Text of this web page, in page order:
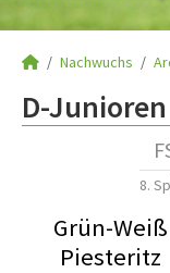
Nachwuchs
D-
8.
Grün-Weiß
Piesteritz